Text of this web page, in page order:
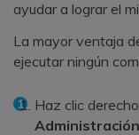
ayudar a lograr el
La mayor ventaja
ejecutar ningún
Haz clic